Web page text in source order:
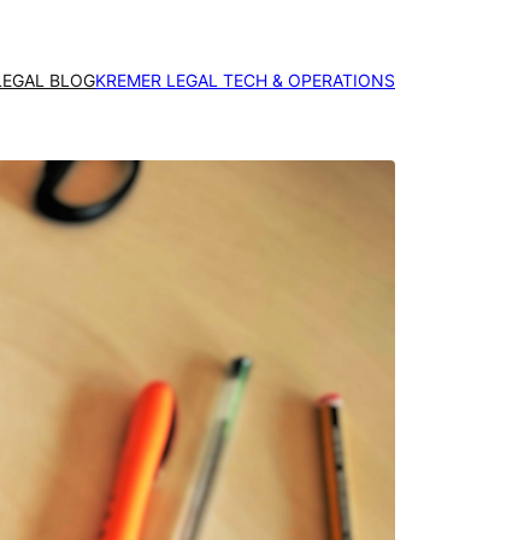
BLOGKREMER LEGAL TECH & OPERATIONS